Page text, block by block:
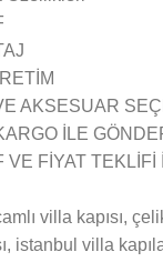
AKSESUAR
İLE
VE FİYAT TEKLİFİ
villa kapısı,
istanbul villa